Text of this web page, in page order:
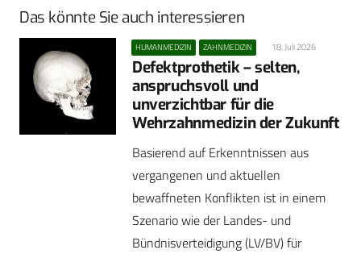
Das könnte Sie auch interessieren
HUMANMEDIZIN ZAHNMEDIZIN 18. Juli 2026
Defektprothetik – selten,
anspruchsvoll und
unverzichtbar für die
Wehrzahnmedizin der Zukunft
Basierend auf Erkenntnissen aus
vergangenen und aktuellen
bewaffneten Konflikten ist in einem
Szenario wie der Landes- und
Bündnisverteidigung (LV/BV) für